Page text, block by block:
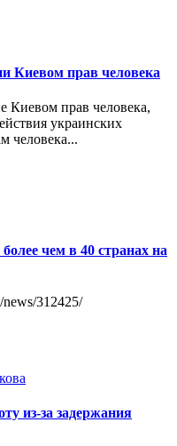
Киевом прав человека
прав человека,
украинских
человека...
чем в 40 странах на
312425/
из-за задержания